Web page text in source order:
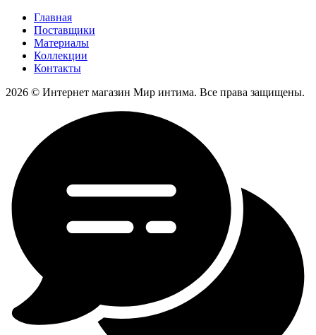
Главная
Поставщики
Материалы
Коллекции
Контакты
2026 © Интернет магазин Мир интима. Все права защищены.